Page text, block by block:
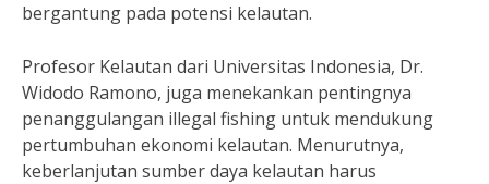
bergantung pada potensi kelautan.
Profesor Kelautan dari Universitas Indonesia, Dr.
Widodo Ramono, juga menekankan pentingnya
penanggulangan illegal fishing untuk mendukung
pertumbuhan ekonomi kelautan. Menurutnya,
keberlanjutan sumber daya kelautan harus